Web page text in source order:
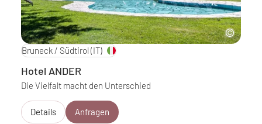
Bruneck / Südtirol (IT)
Hotel ANDER
Die Vielfalt macht den Unterschied
Details Anfragen